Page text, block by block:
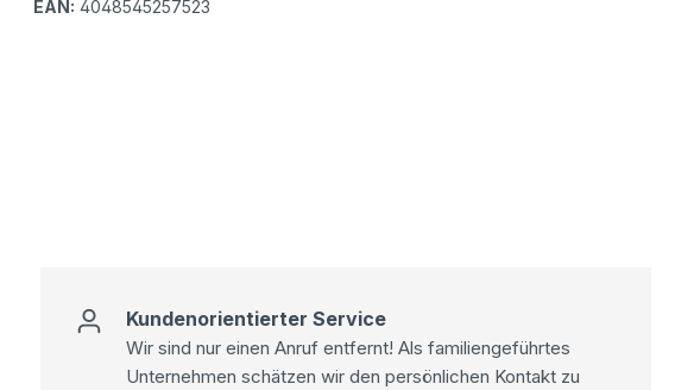
EAN: 4048545257523
Kundenorientierter Service
Wir sind nur einen Anruf entfernt! Als familiengeführtes
Unternehmen schätzen wir den persönlichen Kontakt zu